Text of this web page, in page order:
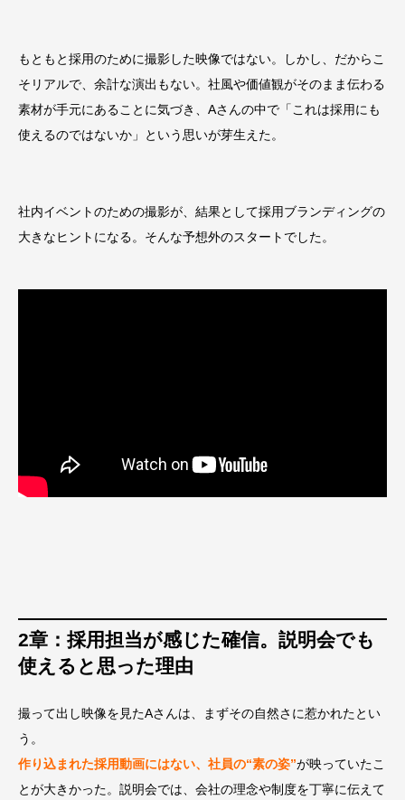
もともと採用のために撮影した映像ではない。しかし、だからこ
そリアルで、余計な演出もない。社風や価値観がそのまま伝わる
素材が手元にあることに気づき、Aさんの中で「これは採用にも
使えるのではないか」という思いが芽生えた。
社内イベントのための撮影が、結果として採用ブランディングの
大きなヒントになる。そんな予想外のスタートでした。
2章：採用担当が感じた確信。説明会でも
使えると思った理由
撮って出し映像を見たAさんは、まずその自然さに惹かれたとい
う。
作り込まれた採用動画にはない、社員の“素の姿”が映っていたこ
とが大きかった。説明会では、会社の理念や制度を丁寧に伝えて